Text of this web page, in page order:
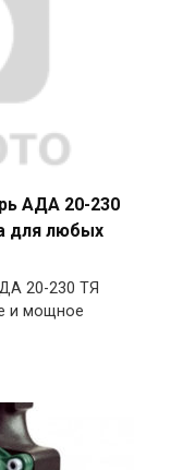
АДА 20-230
для любых
20-230 ТЯ
и мощное